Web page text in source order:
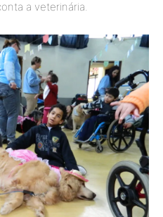
a veterinária.